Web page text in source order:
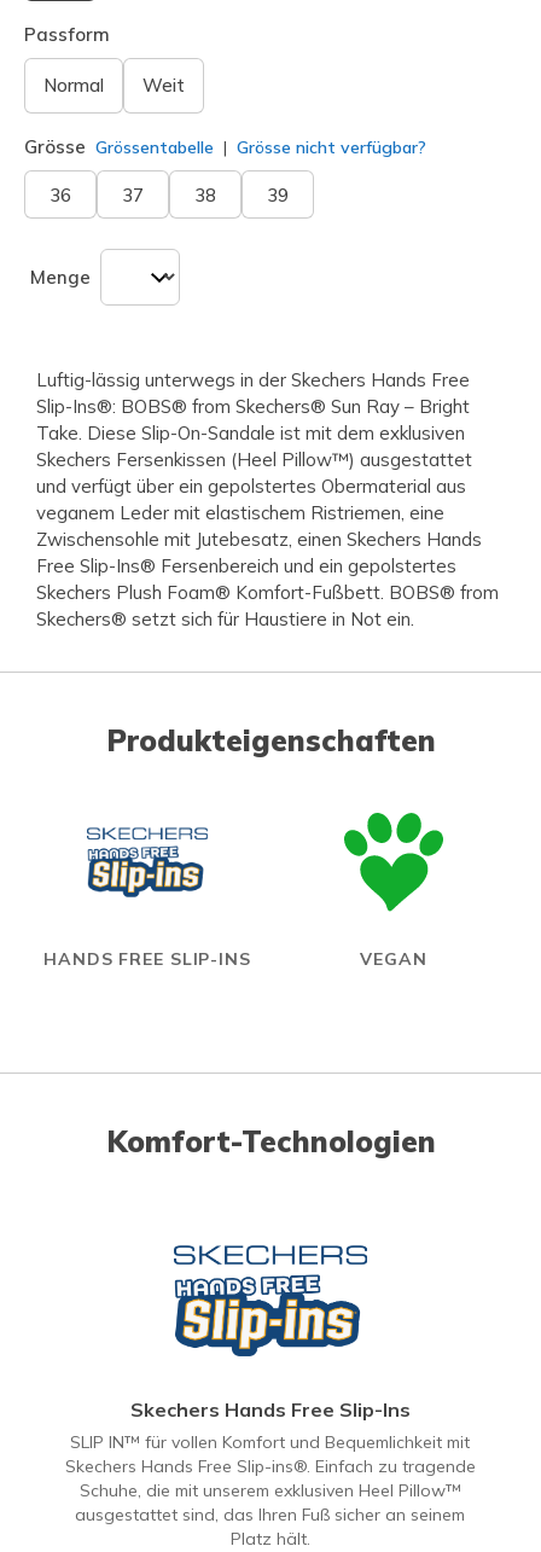
ausgewählt
Passform
Normal Weit
Grösse Grössentabelle Grösse nicht verfügbar?
36 37 38 39
Menge
Luftig-lässig unterwegs in der Skechers Hands Free
Slip-Ins®: BOBS® from Skechers® Sun Ray – Bright
Take. Diese Slip-On-Sandale ist mit dem exklusiven
Skechers Fersenkissen (Heel Pillow™) ausgestattet
und verfügt über ein gepolstertes Obermaterial aus
veganem Leder mit elastischem Ristriemen, eine
Zwischensohle mit Jutebesatz, einen Skechers Hands
Free Slip-Ins® Fersenbereich und ein gepolstertes
Skechers Plush Foam® Komfort-Fußbett. BOBS® from
Skechers® setzt sich für Haustiere in Not ein.
Produkteigenschaften
HANDS FREE SLIP-INS VEGAN
Komfort-Technologien
Skechers Hands Free Slip-Ins
SLIP IN™ für vollen Komfort und Bequemlichkeit mit
Skechers Hands Free Slip-ins®. Einfach zu tragende
Schuhe, die mit unserem exklusiven Heel Pillow™
ausgestattet sind, das Ihren Fuß sicher an seinem
Platz hält.